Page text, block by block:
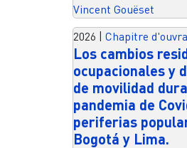
Vincent Gouëset
2026 | Chapitre
Los cambios
ocupacionales y
de movilidad
pandemia de
periferias
Bogotá y Lima.